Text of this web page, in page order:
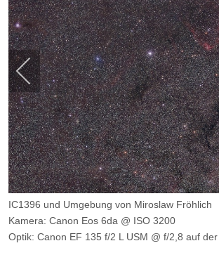
IC1396 und Umgebung von Miroslaw Fröhlich
Kamera: Canon Eos 6da @ ISO 3200
Optik: Canon EF 135 f/2 L USM @ f/2,8 auf